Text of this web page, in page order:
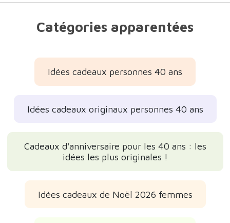
Catégories apparentées
Idées cadeaux personnes 40 ans
Idées cadeaux originaux personnes 40 ans
Cadeaux d'anniversaire pour les 40 ans : les
idées les plus originales !
Idées cadeaux de Noël 2026 femmes